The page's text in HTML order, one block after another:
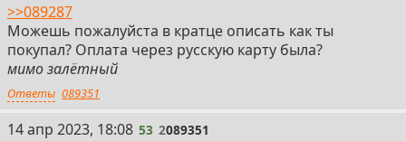
>>089287
Можешь пожалуйста в кратце описать как ты
покупал? Оплата через русскую карту была?
мимо залётный
Ответы 089351
53
14 апр 2023, 18:08 53 2089351